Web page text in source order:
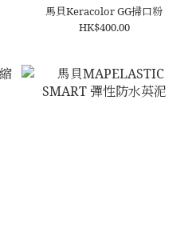
馬貝Keracolor GG掃口粉
HK$400.00